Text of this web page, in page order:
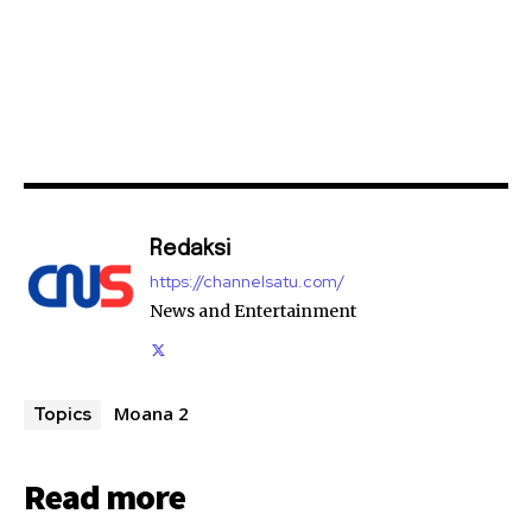
Redaksi
https://channelsatu.com/
News and Entertainment
Topics Moana 2
Read more